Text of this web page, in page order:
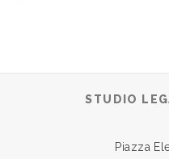
STUDIO
Piazza